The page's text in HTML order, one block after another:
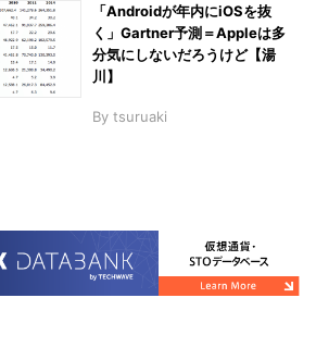
「Androidが年内にiOSを抜
く」Gartner予測＝Appleは多
分気にしないだろうけど【湯
川】
By tsuruaki